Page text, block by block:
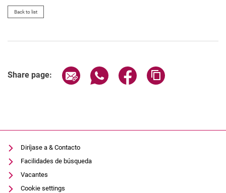
Back to list
Share page: Share page via email
Share page via WhatsApp
Share page via
Diríjase a & Contacto
Facilidades de búsqueda
Vacantes
Cookie settings